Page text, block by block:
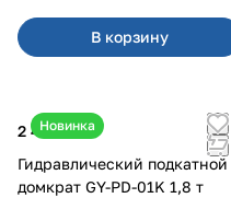
В корзину
Новинка
2 400 ₽
Гидравлический подкатной
домкрат GY-PD-01K 1,8 т